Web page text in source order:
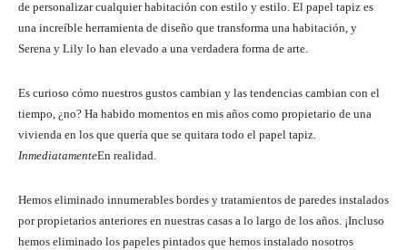
de personalizar cualquier habitación con estilo y estilo. El papel tapiz es
una increíble herramienta de diseño que transforma una habitación, y
Serena y Lily lo han elevado a una verdadera forma de arte.
Es curioso cómo nuestros gustos cambian y las tendencias cambian con el
tiempo, ¿no? Ha habido momentos en mis años como propietario de una
vivienda en los que quería que se quitara todo el papel tapiz.
InmediatamenteEn realidad.
Hemos eliminado innumerables bordes y tratamientos de paredes instalados
por propietarios anteriores en nuestras casas a lo largo de los años. ¡Incluso
hemos eliminado los papeles pintados que hemos instalado nosotros